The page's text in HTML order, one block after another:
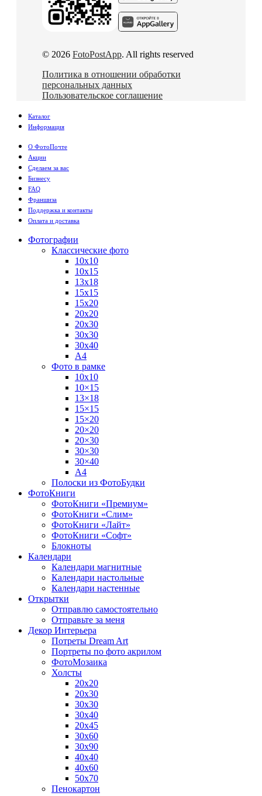
© 2026 FotoPostApp. All rights reserved
Политика в отношении обработки
персональных данных
Пользовательское соглашение
Каталог
Информация
О ФотоПочте
Акции
Сделаем за вас
Бизнесу
FAQ
Франшиза
Поддержка и контакты
Оплата и доставка
Фотографии
Классические фото
10х10
10х15
13х18
15х15
15х20
20х20
20х30
30х30
30х40
А4
Фото в рамке
10х10
10×15
13×18
15×15
15×20
20×20
20×30
30×30
30×40
A4
Полоски из ФотоБудки
ФотоКниги
ФотоКниги «Премиум»
ФотоКниги «Слим»
ФотоКниги «Лайт»
ФотоКниги «Софт»
Блокноты
Календари
Календари магнитные
Календари настольные
Календари настенные
Открытки
Отправлю самостоятельно
Отправьте за меня
Декор Интерьера
Потреты Dream Art
Портреты по фото акрилом
ФотоМозаика
Холсты
20х20
20х30
30х30
30х40
20х45
30х60
30х90
40х40
40х60
50х70
Пенокартон